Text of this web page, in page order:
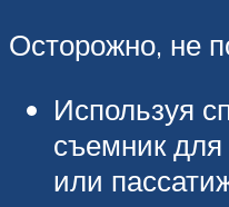
Осторожно, не
Используя
съемник
или